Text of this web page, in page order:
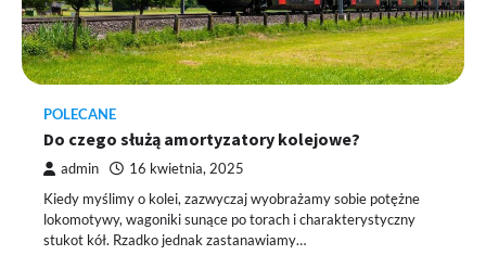
POLECANE
Do czego służą amortyzatory kolejowe?
admin 16 kwietnia, 2025
Kiedy myślimy o kolei, zazwyczaj wyobrażamy sobie potężne
lokomotywy, wagoniki sunące po torach i charakterystyczny
stukot kół. Rzadko jednak zastanawiamy…